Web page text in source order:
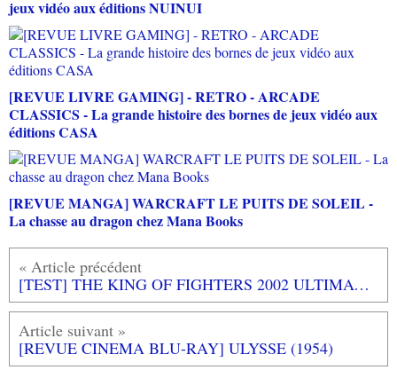
jeux vidéo aux éditions NUINUI
[REVUE LIVRE GAMING] - RETRO - ARCADE
CLASSICS - La grande histoire des bornes de jeux vidéo aux
éditions CASA
[REVUE MANGA] WARCRAFT LE PUITS DE SOLEIL -
La chasse au dragon chez Mana Books
[TEST] THE KING OF FIGHTERS 2002 ULTIMATE MATCH PS4 : Comme à la bonne époque des KOF!
[REVUE CINEMA BLU-RAY] ULYSSE (1954)